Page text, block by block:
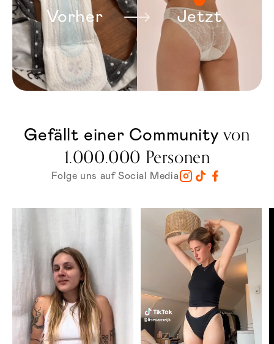
Vorher Jetzt
Gefällt einer Community von
1.000.000 Personen
Folge uns auf Social Media